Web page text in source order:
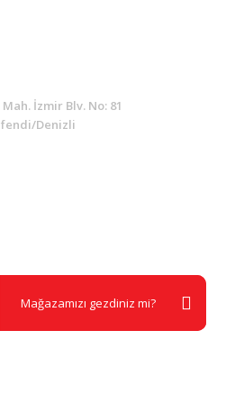
İzmir Blv. No: 81
Denizli
Mağazamızı gezdiniz mi?